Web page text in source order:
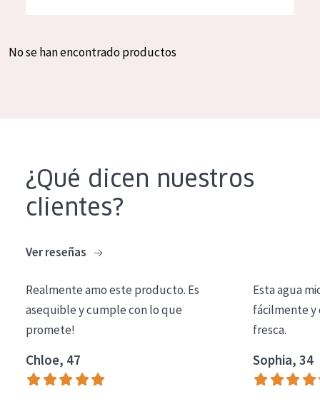
Crema de día
Crema de noche
Limpieza
COLECCIÓN
Essentials
Lift+
Spanish
No se han encontrado productos
¿Qué dicen nuestros
clientes?
Ver reseñas
Realmente amo este producto. Es
asequible y cumple con lo que
promete!
Chloe, 47
Esta agua
fácilmente y
fresca.
Sophia, 34